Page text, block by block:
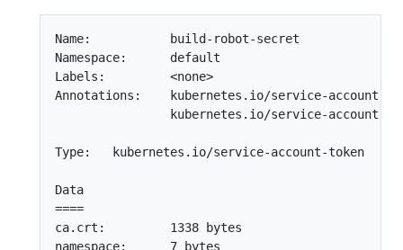
Name:           build-robot-secret
Namespace:      default
Labels:         <none>
Annotations:    kubernetes.io/service-account:
kubernetes.io/service-account:
Type:   kubernetes.io/service-account-token
Data
====
ca.crt:         1338 bytes
namespace:      7 bytes